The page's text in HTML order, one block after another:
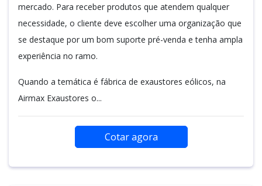
mercado. Para receber produtos que atendem qualquer
necessidade, o cliente deve escolher uma organização que
se destaque por um bom suporte pré-venda e tenha ampla
experiência no ramo.
Quando a temática é fábrica de exaustores eólicos, na
Airmax Exaustores o...
Cotar agora